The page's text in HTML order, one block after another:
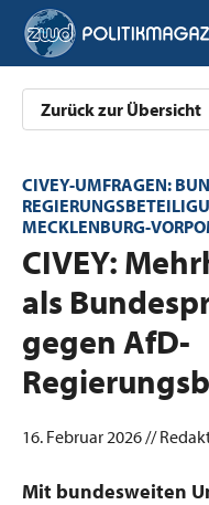
Zurück zur Übersicht
CIVEY-UMFRAGEN:
MECKLENBURG-
:CIVEY:
als
gegen AfD-
16. Februar 2026 //
Mit bundesweiten